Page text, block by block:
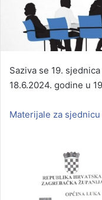
Saziva se 19.
18.6.2024. godine u
Materijale za